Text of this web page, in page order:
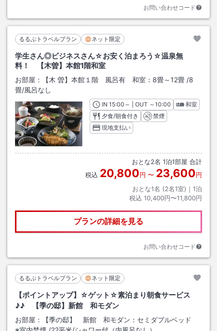
お問い合わせコード
るるぶトラベルプラン ネット限定
学生さん◎ビジネスさん☆お安く泊まろう☆温泉無
料！ 【木曽】本館1階和室
お部屋： 【木 曽】本館１階 風呂有 和室：8畳～12畳 /8
畳/風呂なし
INチェックイン
15:00 ～ | OUT チェックアウト
～10:00
和室
夕食/朝食付き
禁煙
現地支払い
おとな2名 1泊1部屋 合計
税込 20,800円 〜 23,600円
おとな1名 (2名1室)｜ 1泊
税込 10,400円〜11,800円
プランの詳細を見る
お問い合わせコード
るるぶトラベルプラン ネット限定
【ポイントアップ】☆ゲット☆素泊まり朝食サービス
♪♪ 【季の邸】新館 和モダン
お部屋：
【季の邸】 新館 和モダン：セミダブルベッド